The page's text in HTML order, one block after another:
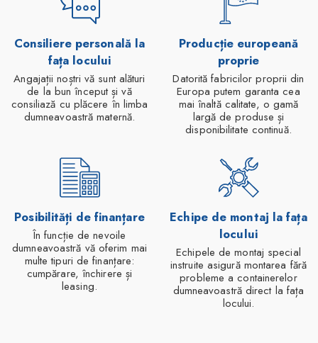
Consiliere personală la
fața locului
Angajații noștri vă sunt alături
de la bun început și vă
consiliază cu plăcere în limba
dumneavoastră maternă.
Producție europeană
proprie
Datorită fabricilor proprii din
Europa putem garanta cea
mai înaltă calitate, o gamă
largă de produse și
disponibilitate continuă.
Posibilități de finanțare
În funcție de nevoile
dumneavoastră vă oferim mai
multe tipuri de finanțare:
cumpărare, închirere și
leasing.
Echipe de montaj la fața
locului
Echipele de montaj special
instruite asigură montarea fără
probleme a containerelor
dumneavoastră direct la fața
locului.